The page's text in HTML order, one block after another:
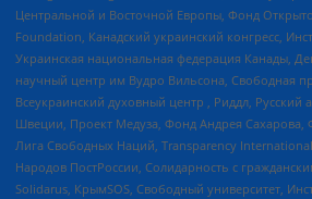
Центральной и Восточной Европы, Фонд
Foundation, Канадский украинский конгресс,
Украинская национальная федерация Канады,
научный центр им Вудро Вильсона, Свободная
Всеукраинский духовный центр , Риддл, Русский
Швеции, Проект Медуза, Фонд Андрея Сахарова,
Лига Свободных Наций, Transparеncy
Народов ПостРоссии, Солидарность с
Solidarus, КрымSOS, Свободный университет,